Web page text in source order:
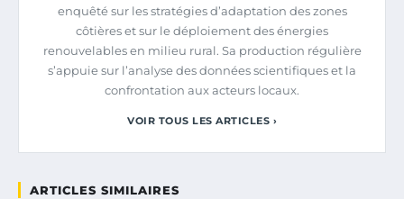
enquêté sur les stratégies d’adaptation des zones
côtières et sur le déploiement des énergies
renouvelables en milieu rural. Sa production régulière
s’appuie sur l’analyse des données scientifiques et la
confrontation aux acteurs locaux.
VOIR TOUS LES ARTICLES ›
ARTICLES SIMILAIRES